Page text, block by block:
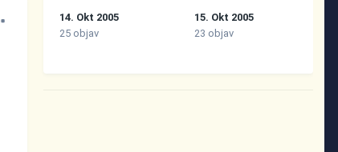
14. Okt 2005
25 objav
15. Okt 2005
23 objav